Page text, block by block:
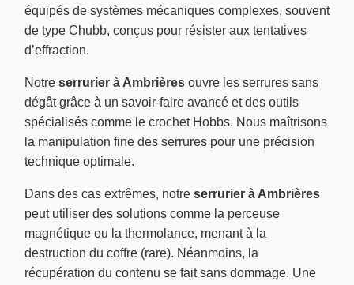
équipés de systèmes mécaniques complexes, souvent
de type Chubb, conçus pour résister aux tentatives
d’effraction.
Notre serrurier à Ambrières ouvre les serrures sans
dégât grâce à un savoir-faire avancé et des outils
spécialisés comme le crochet Hobbs. Nous maîtrisons
la manipulation fine des serrures pour une précision
technique optimale.
Dans des cas extrêmes, notre serrurier à Ambrières
peut utiliser des solutions comme la perceuse
magnétique ou la thermolance, menant à la
destruction du coffre (rare). Néanmoins, la
récupération du contenu se fait sans dommage. Une